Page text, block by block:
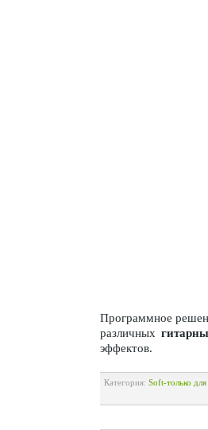
Программное
различных
эффектов.
Категория: Soft-только